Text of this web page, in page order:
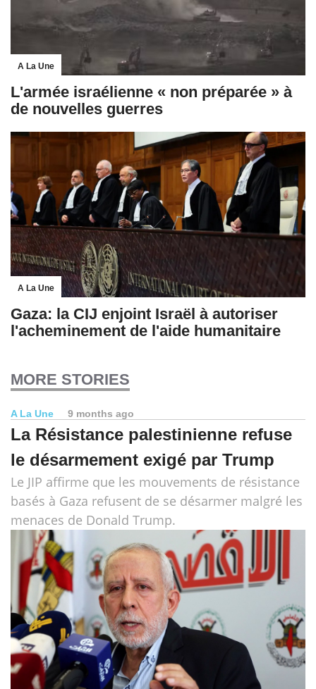
A La Une
L'armée israélienne « non préparée » à
de nouvelles guerres
A La Une
Gaza: la CIJ enjoint Israël à autoriser
l'acheminement de l'aide humanitaire
MORE STORIES
A La Une 9 months ago
La Résistance palestinienne refuse
le désarmement exigé par Trump
Le JIP affirme que les mouvements de résistance
basés à Gaza refusent de se désarmer malgré les
menaces de Donald Trump.